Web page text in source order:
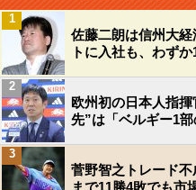
佐藤二朗は信州大
トに入社も、わず
1
欧州初の日本人指
先”は「ベルギー1
2
菅野智之トレード
まで11勝4敗でも市
3